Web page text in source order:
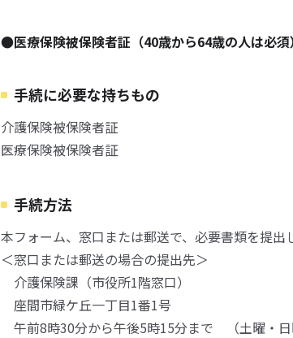
●医療保険被保険者証（40歳から64歳の人は必須
手続に必要な持ちもの
介護保険被保険者証
医療保険被保険者証
手続方法
本フォーム、窓口または郵送で、必要書類を提出
＜窓口または郵送の場合の提出先＞
介護保険課（市役所1階窓口）
座間市緑ケ丘一丁目1番1号
午前8時30分から午後5時15分まで （土曜・日